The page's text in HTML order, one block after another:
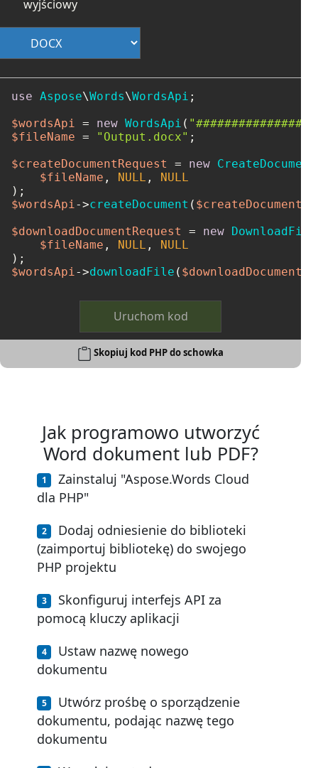
wyjściowy
use Aspose\Words\WordsApi ;
$wordsApi = new WordsApi (
$fileName = "Output.docx" ;
$createDocumentRequest
= new
$fileName , NULL , NULL
$wordsApi->createDocument (
$downloadDocumentRequest
= new
$fileName , NULL , NULL
$wordsApi->downloadFile (
Uruchom kod
Skopiuj kod PHP do schowka
Jak programowo utworzyć
Word dokument lub PDF?
Zainstaluj "Aspose.Words Cloud
dla PHP"
Dodaj odniesienie do biblioteki
(zaimportuj bibliotekę) do swojego
PHP projektu
Skonfiguruj interfejs API za
pomocą kluczy aplikacji
Ustaw nazwę nowego
dokumentu
Utwórz prośbę o sporządzenie
dokumentu, podając nazwę tego
dokumentu